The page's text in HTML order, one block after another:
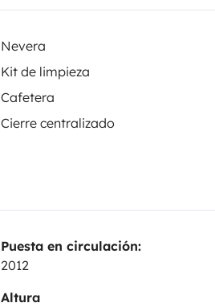
Nevera
Kit de limpieza
Cafetera
Cierre centralizado
Puesta en circulación:
2012
Altura